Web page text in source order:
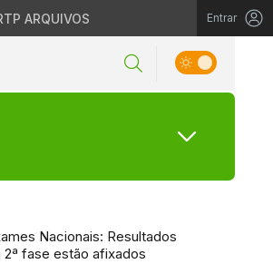
ARQUIVOS Entrar
Nacionais: Resultados
2ª fase estão afixados